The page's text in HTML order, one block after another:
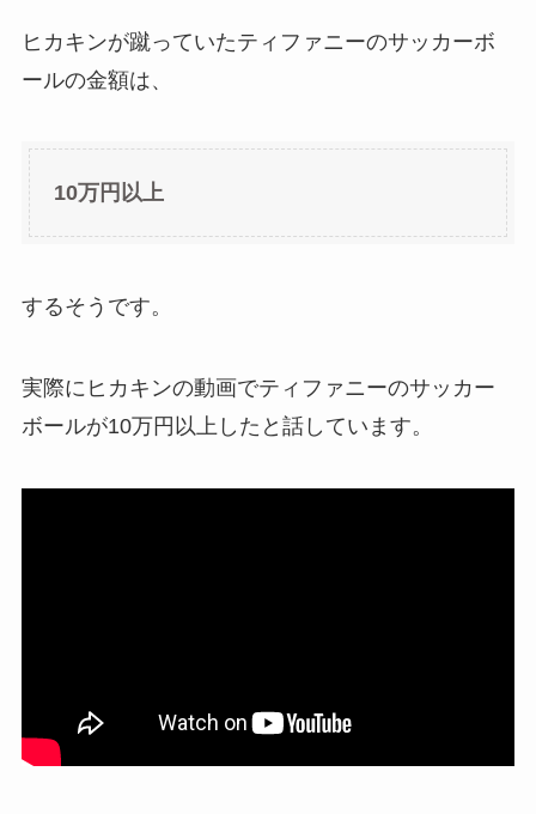
ヒカキンが蹴っていたティファニーのサッカーボ
ールの金額は、
10万円以上
するそうです。
実際にヒカキンの動画でティファニーのサッカー
ボールが10万円以上したと話しています。